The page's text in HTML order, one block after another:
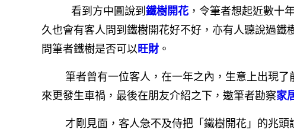
看到方中圓說到 鐵樹開花 ，令筆者想起近數十
久也會有客人問到鐵樹開花好不好，亦有人聽說過鐵
問筆者鐵樹是否可以旺財 。
筆者曾有一位客人，在一年之內，生意上出現了
來更發生車禍，最後在朋友介紹之下，邀筆者勘察家
才剛見面，客人急不及侍把「鐵樹開花」的兆頭